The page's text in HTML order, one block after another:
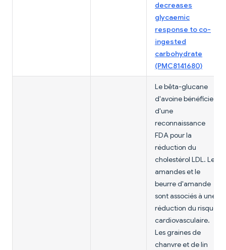
decreases
glycaemic
response to co-
ingested
carbohydrate
(PMC8141680)
Le bêta-glucane
d'avoine bénéficie
d'une
reconnaissance
FDA pour la
réduction du
cholestérol LDL. Les
amandes et le
beurre d'amande
sont associés à une
réduction du risque
cardiovasculaire.
Les graines de
chanvre et de lin